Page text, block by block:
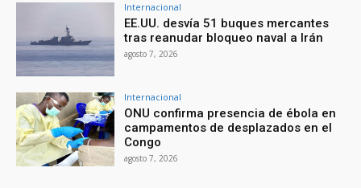
Internacional
EE.UU. desvía 51 buques mercantes
tras reanudar bloqueo naval a Irán
agosto 7, 2026
Internacional
ONU confirma presencia de ébola en
campamentos de desplazados en el
Congo
agosto 7, 2026